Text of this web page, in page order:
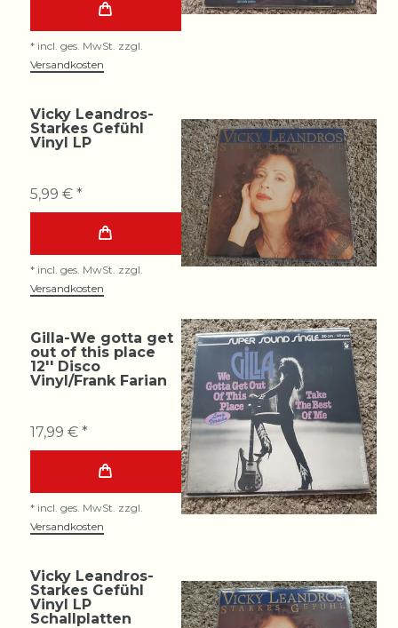
* incl. ges. MwSt. zzgl.
Versandkosten
Vicky Leandros-
Starkes Gefühl
Vinyl LP
5,99 € *
* incl. ges. MwSt. zzgl.
Versandkosten
Gilla-We gotta get
out of this place
12'' Disco
Vinyl/Frank Farian
17,99 € *
* incl. ges. MwSt. zzgl.
Versandkosten
Vicky Leandros-
Starkes Gefühl
Vinyl LP
Schallplatten